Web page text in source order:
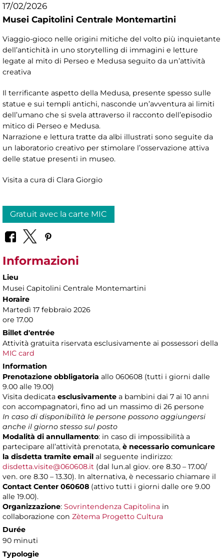
17/02/2026
Musei Capitolini Centrale Montemartini
Viaggio-gioco nelle origini mitiche del volto più inquietante
dell’antichità in uno storytelling di immagini e letture
legate al mito di Perseo e Medusa seguito da un’attività
creativa
Il terrificante aspetto della Medusa, presente spesso sulle
statue e sui templi antichi, nasconde un’avventura ai limiti
dell’umano che si svela attraverso il racconto dell’episodio
mitico di Perseo e Medusa.
Narrazione e lettura tratte da albi illustrati sono seguite da
un laboratorio creativo per stimolare l’osservazione attiva
delle statue presenti in museo.
Visita a cura di Clara Giorgio
Gratuit avec la carte MIC
Informazioni
Lieu
Musei Capitolini Centrale Montemartini
Horaire
Martedì 17 febbraio 2026
ore 17.00
Billet d'entrée
Attività gratuita riservata esclusivamente ai possessori della
MIC card
Information
Prenotazione obbligatoria allo 060608 (tutti i giorni dalle
9.00 alle 19.00)
Visita dedicata esclusivamente a bambini dai 7 ai 10 anni
con accompagnatori, fino ad un massimo di 26 persone
In caso di disponibilità le persone possono aggiungersi
anche il giorno stesso sul posto
Modalità di annullamento: in caso di impossibilità a
partecipare all’attività prenotata, è necessario comunicare
la disdetta tramite email al seguente indirizzo:
disdetta.visite@060608.it (dal lun.al giov. ore 8.30 – 17.00/
ven. ore 8.30 – 13.30). In alternativa, è necessario chiamare il
Contact Center 060608 (attivo tutti i giorni dalle ore 9.00
alle 19.00).
Organizzazione: Sovrintendenza Capitolina in
collaborazione con Zètema Progetto Cultura
Durée
90 minuti
Typologie